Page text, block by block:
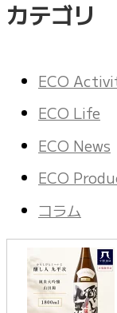
カテゴリ
ECO
ECO Life
ECO News
ECO
コラム